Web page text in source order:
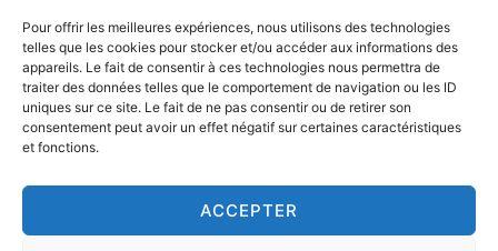
Pour offrir les meilleures expériences, nous utilisons des technologies
telles que les cookies pour stocker et/ou accéder aux informations des
appareils. Le fait de consentir à ces technologies nous permettra de
traiter des données telles que le comportement de navigation ou les ID
uniques sur ce site. Le fait de ne pas consentir ou de retirer son
consentement peut avoir un effet négatif sur certaines caractéristiques
et fonctions.
ACCEPTER
Kooperationsprojekte
zwischen lokalen und
regionalen Akteuren aus den
Gebieten, die die
Großregion bilden.
Design byVisible